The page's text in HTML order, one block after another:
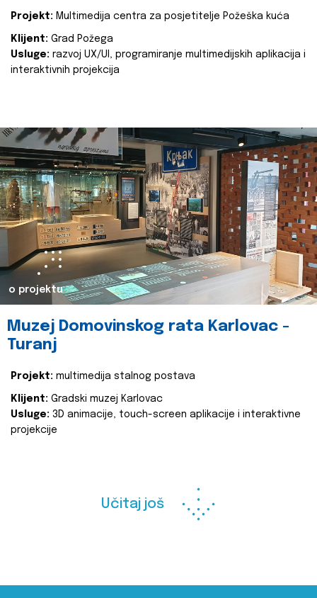
Projekt: Multimedija centra za posjetitelje Požeška kuća
Klijent: Grad Požega
Usluge: razvoj UX/UI, programiranje multimedijskih aplikacija i
interaktivnih projekcija
o projektu
Muzej Domovinskog rata Karlovac -
Turanj
Projekt: multimedija stalnog postava
Klijent: Gradski muzej Karlovac
Usluge: 3D animacije, touch-screen aplikacije i interaktivne
projekcije
Učitaj još